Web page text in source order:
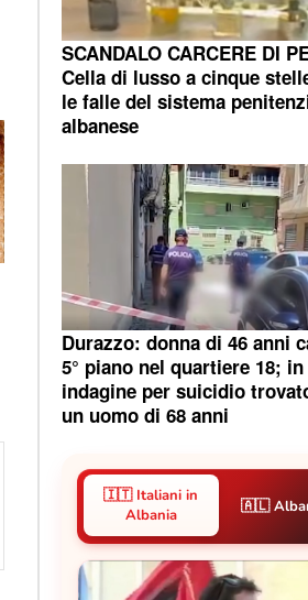
SCANDALO CARCERE DI
Cella di lusso a cinque
le falle del sistema
albanese
Durazzo: donna di 46 anni
5° piano nel quartiere 18;
indagine per suicidio
un uomo di 68 anni
🇮🇹 Italiani in
Albania
🇦🇱